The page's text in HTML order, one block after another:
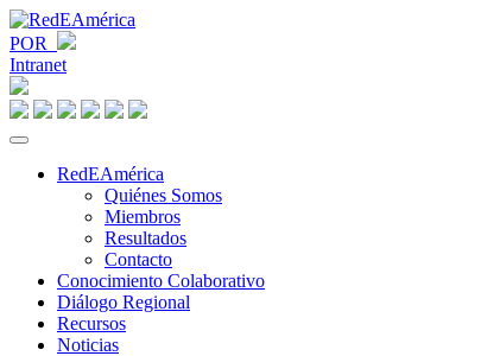
POR
Intranet
RedEAmérica
Quiénes Somos
Miembros
Resultados
Contacto
Conocimiento Colaborativo
Diálogo Regional
Recursos
Noticias